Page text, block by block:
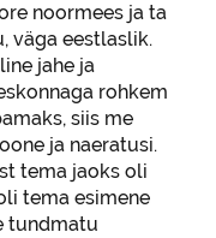
noormees ja ta
väga eestlaslik.
jahe ja
rohkem
siis me
ja naeratusi.
tema jaoks oli
tema esimene
tundmatu